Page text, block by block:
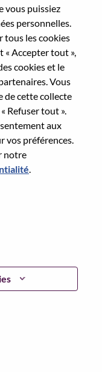
vous puissiez
personnelles.
les cookies
« Accepter tout »,
cookies et le
Vous
de cette collecte
Refuser tout ».
aux
vos préférences.
notre
.
with your
your